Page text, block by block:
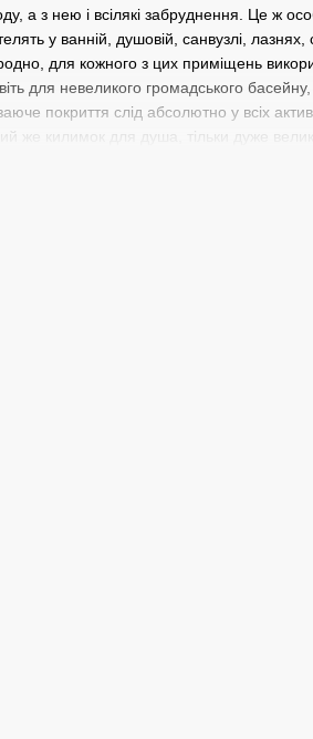
а з нею і всілякі забруднення. Це ж
у ванній, душовій, санвузлі,
для кожного з цих приміщень
для невеликого громадського
покриття слід абсолютно у всіх
же килимок для душа, тільки дуже